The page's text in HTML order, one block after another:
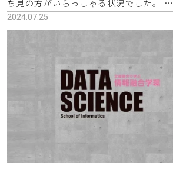
ち見の方がいらっしゃる状況でした。 …
2024.07.25